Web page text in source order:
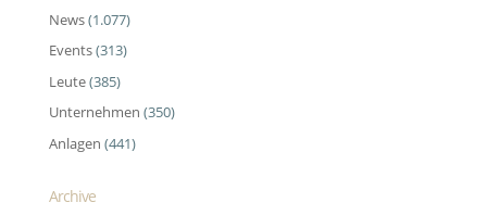
News(1.077)
Events(313)
Leute(385)
Unternehmen (350)
Anlagen (441)
Archive